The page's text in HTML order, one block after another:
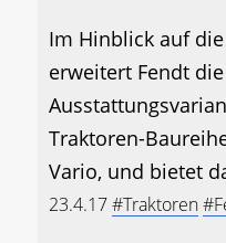
Im Hinblick auf
erweitert Fendt die
Traktoren-
Vario, und bietet
23.4.17#Traktoren